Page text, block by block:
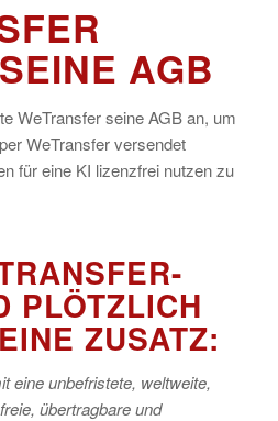
AGB
WeTransfer seine AGB an, um
WeTransfer versendet
für eine KI lizenzfrei nutzen zu
PLÖTZLICH
ZUSATZ:
eine unbefristete, weltweite,
übertragbare und